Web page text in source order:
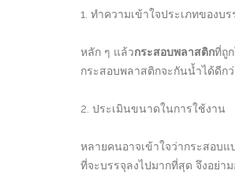
1. ทำความเข้าใจประเภทของบ
หลัก ๆ แล้วกระสอบพลาสติกที่ถู
กระสอบพลาสติกจะกันน้ำได้ดีก
2. ประเมินขนาดในการใช้งาน
หลายคนอาจเข้าใจว่ากระสอบ
ที่จะบรรจุลงไปมากที่สุด จึงอย่า